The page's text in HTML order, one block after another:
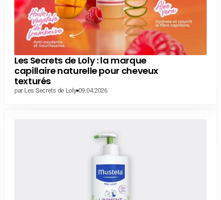
Les Secrets de Loly : la marque
capillaire naturelle pour cheveux
texturés
par Les Secrets de Loly 09.04.2026